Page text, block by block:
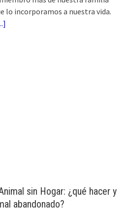
lo incorporamos a nuestra vida.
]
sin Hogar: ¿qué hacer y
abandonado?